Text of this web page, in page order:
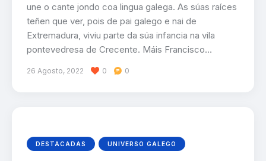
une o cante jondo coa lingua galega. As súas raíces
teñen que ver, pois de pai galego e nai de
Extremadura, viviu parte da súa infancia na vila
pontevedresa de Crecente. Máis Francisco…
26 Agosto, 2022 0 0
DESTACADAS UNIVERSO GALEGO